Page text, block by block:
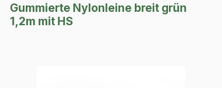
Gummierte Nylonleine breit grün
1,2m mit HS